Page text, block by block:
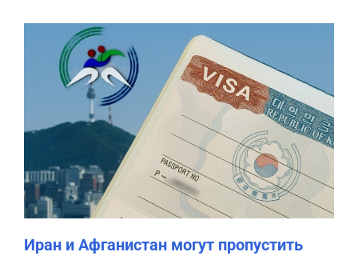
Иран и Афганистан могут пропустить